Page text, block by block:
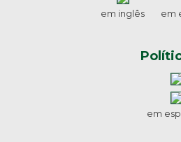
em inglês em
em